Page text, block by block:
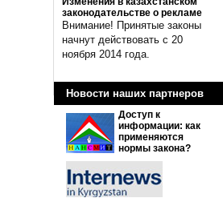
законодательстве о рекламе
Внимание! Принятые законы
начнут действовать с 20
ноября 2014 года.
Новости наших партнеров
Доступ к
информации: как
применяются
нормы закона?